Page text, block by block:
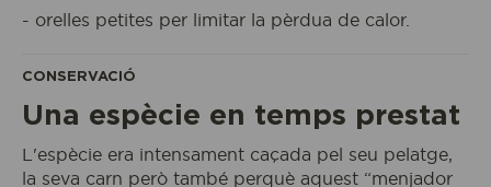
- orelles petites per limitar la pèrdua de calor.
CONSERVACIÓ
Una espècie en temps prestat
L'espècie era intensament caçada pel seu pelatge,
la seva carn però també perquè aquest “menjador